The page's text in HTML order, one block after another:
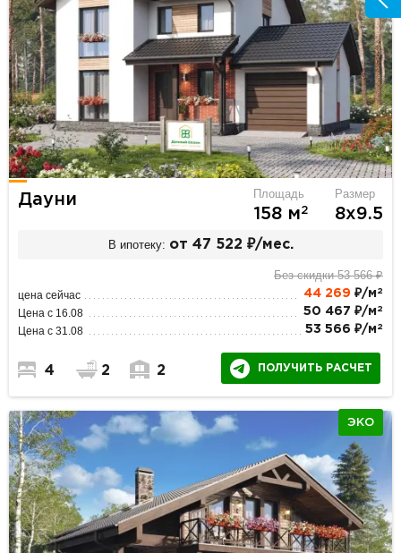
Дауни Площадь
158 м2
Размер
8х9.5
В ипотеку: от 47 522 ₽/мес.
Без скидки 53 566 ₽
цена сейчас 44 269 ₽/м 2
Цена с 16.08 50 467 ₽/м 2
Цена с 31.08 53 566 ₽/м 2
4 2 2 ПОЛУЧИТЬ РАСЧЕТ
ЭКО